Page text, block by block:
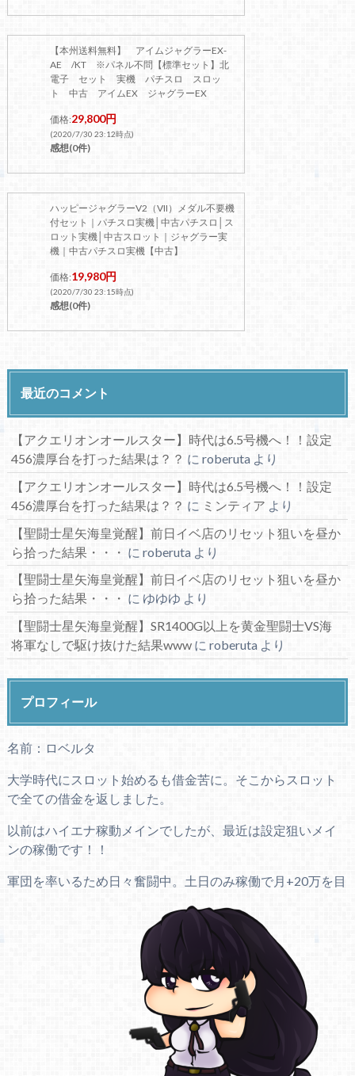
【本州送料無料】 アイムジャグラーEX-
AE /KT ※パネル不問【標準セット】北
電子 セット 実機 パチスロ スロッ
ト 中古 アイムEX ジャグラーEX
価格:29,800円
(2020/7/30 23:12時点)
感想(0件)
ハッピージャグラーV2（VII）メダル不要機
付セット｜パチスロ実機│中古パチスロ│ス
ロット実機│中古スロット｜ジャグラー実
機｜中古パチスロ実機【中古】
価格:19,980円
(2020/7/30 23:15時点)
感想(0件)
最近のコメント
【アクエリオンオールスター】時代は6.5号機へ！！設定
456濃厚台を打った結果は？？ に roberutaより
【アクエリオンオールスター】時代は6.5号機へ！！設定
456濃厚台を打った結果は？？ に ミンティア より
【聖闘士星矢海皇覚醒】前日イベ店のリセット狙いを昼か
ら拾った結果・・・ に roberutaより
【聖闘士星矢海皇覚醒】前日イベ店のリセット狙いを昼か
ら拾った結果・・・ に ゆゆゆ より
【聖闘士星矢海皇覚醒】SR1400G以上を黄金聖闘士VS海
将軍なしで駆け抜けた結果wwwに roberutaより
プロフィール
名前：ロベルタ
大学時代にスロット始めるも借金苦に。そこからスロット
で全ての借金を返しました。
以前はハイエナ稼動メインでしたが、最近は設定狙いメイ
ンの稼働です！！
軍団を率いるため日々奮闘中。土日のみ稼働で月+20万を目